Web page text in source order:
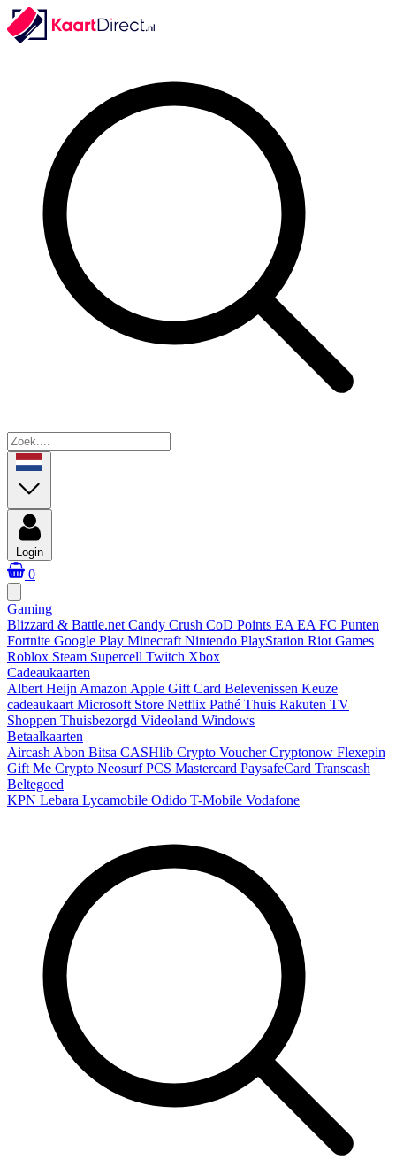
Login
0
Gaming
Blizzard & Battle.net Candy Crush CoD Points EA EA FC Punten
Fortnite Google Play Minecraft Nintendo PlayStation Riot Games
Roblox Steam Supercell Twitch Xbox
Cadeaukaarten
Albert Heijn Amazon Apple Gift Card Belevenissen Keuze
cadeaukaart Microsoft Store Netflix Pathé Thuis Rakuten TV
Shoppen Thuisbezorgd Videoland Windows
Betaalkaarten
Aircash Abon Bitsa CASHlib Crypto VoucherCryptonow Flexepin
Gift Me Crypto NeosurfPCS Mastercard PaysafeCard Transcash
Beltegoed
KPN Lebara Lycamobile Odido T-Mobile Vodafone